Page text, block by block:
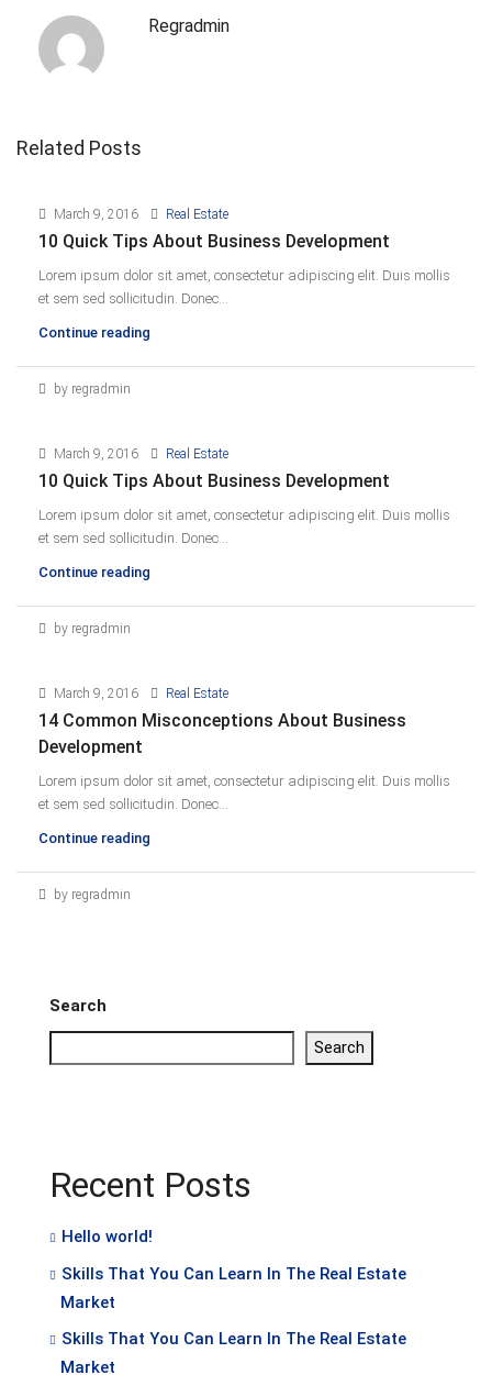
Regradmin
Related Posts
March 9, 2016 Real Estate
10 Quick Tips About Business Development
Lorem ipsum dolor sit amet, consectetur adipiscing elit. Duis mollis
et sem sed sollicitudin. Donec...
Continue reading
by regradmin
March 9, 2016 Real Estate
10 Quick Tips About Business Development
Lorem ipsum dolor sit amet, consectetur adipiscing elit. Duis mollis
et sem sed sollicitudin. Donec...
Continue reading
by regradmin
March 9, 2016 Real Estate
14 Common Misconceptions About Business
Development
Lorem ipsum dolor sit amet, consectetur adipiscing elit. Duis mollis
et sem sed sollicitudin. Donec...
Continue reading
by regradmin
Search
Search
Recent Posts
Hello world!
Skills That You Can Learn In The Real Estate
Market
Skills That You Can Learn In The Real Estate
Market